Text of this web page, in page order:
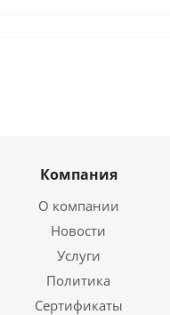
Компания
О компании
Новости
Услуги
Политика
Сертификаты